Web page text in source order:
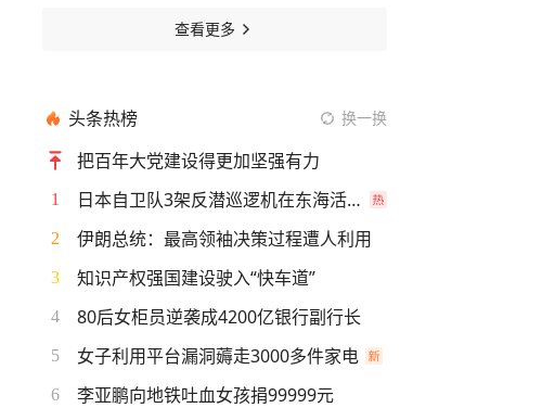
查看更多
头条热榜 换一换
把百年大党建设得更加坚强有力
1 日本自卫队3架反潜巡逻机在东海活动
2 伊朗总统：最高领袖决策过程遭人利用
3 知识产权强国建设驶入“快车道”
4 80后女柜员逆袭成4200亿银行副行长
5 女子利用平台漏洞薅走3000多件家电
6 李亚鹏向地铁吐血女孩捐99999元